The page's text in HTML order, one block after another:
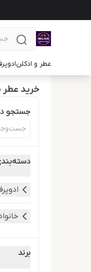
عطر و ادکلن
خرید عطر
جستجو
برند